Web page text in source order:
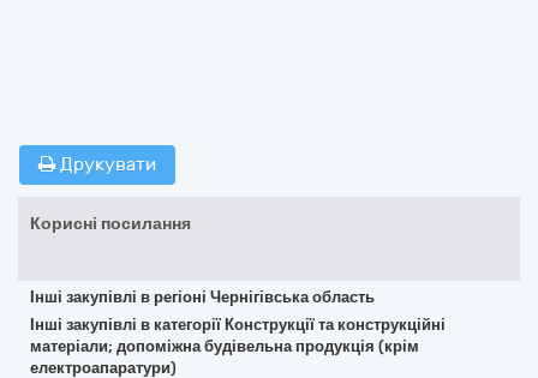
Друкувати
Корисні посилання
Інші закупівлі в регіоні Чернігівська область
Інші закупівлі в категорії Конструкції та конструкційні
матеріали; допоміжна будівельна продукція (крім
електроапаратури)